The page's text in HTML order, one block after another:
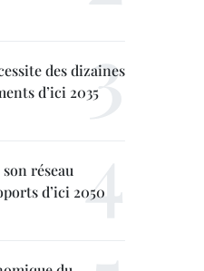
des dizaines
d’ici 2035
réseau
d’ici 2050